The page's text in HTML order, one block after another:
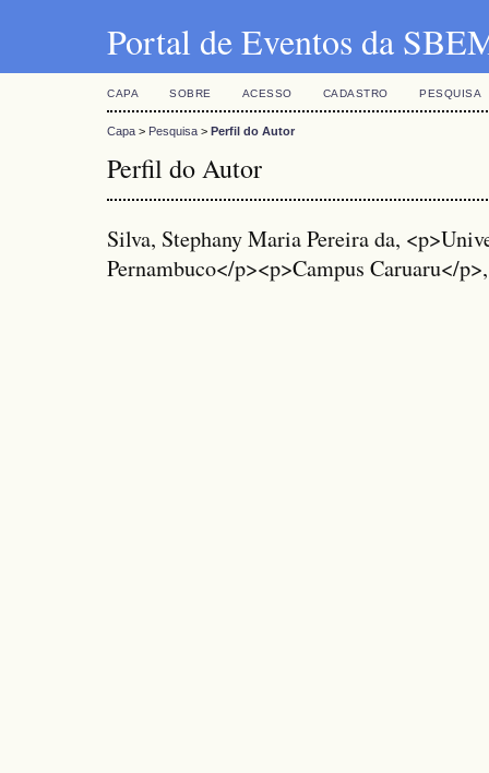
Portal de Eventos da
CAPA SOBRE ACESSO CADASTRO PESQUISA
Capa > Pesquisa > Perfil do Autor
Perfil do Autor
Silva, Stephany Maria Pereira da,
Pernambuco</p><p>Campus Caruaru</